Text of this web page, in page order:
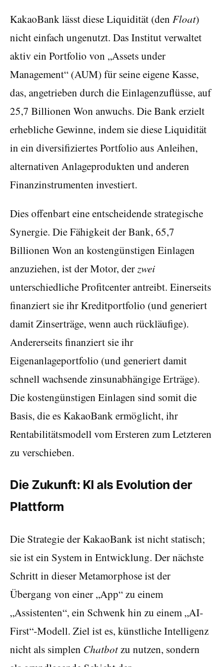
KakaoBank lässt diese Liquidität (den Float)
nicht einfach ungenutzt. Das Institut verwaltet
aktiv ein Portfolio von „Assets under
Management“ (AUM) für seine eigene Kasse,
das, angetrieben durch die Einlagenzuflüsse, auf
25,7 Billionen Won anwuchs. Die Bank erzielt
erhebliche Gewinne, indem sie diese Liquidität
in ein diversifiziertes Portfolio aus Anleihen,
alternativen Anlageprodukten und anderen
Finanzinstrumenten investiert.
Dies offenbart eine entscheidende strategische
Synergie. Die Fähigkeit der Bank, 65,7
Billionen Won an kostengünstigen Einlagen
anzuziehen, ist der Motor, der zwei
unterschiedliche Profitcenter antreibt. Einerseits
finanziert sie ihr Kreditportfolio (und generiert
damit Zinserträge, wenn auch rückläufige).
Andererseits finanziert sie ihr
Eigenanlageportfolio (und generiert damit
schnell wachsende zinsunabhängige Erträge).
Die kostengünstigen Einlagen sind somit die
Basis, die es KakaoBank ermöglicht, ihr
Rentabilitätsmodell vom Ersteren zum Letzteren
zu verschieben.
Die Zukunft: KI als Evolution der
Plattform
Die Strategie der KakaoBank ist nicht statisch;
sie ist ein System in Entwicklung. Der nächste
Schritt in dieser Metamorphose ist der
Übergang von einer „App“ zu einem
„Assistenten“, ein Schwenk hin zu einem „AI-
First“-Modell. Ziel ist es, künstliche Intelligenz
nicht als simplen Chatbotzu nutzen, sondern